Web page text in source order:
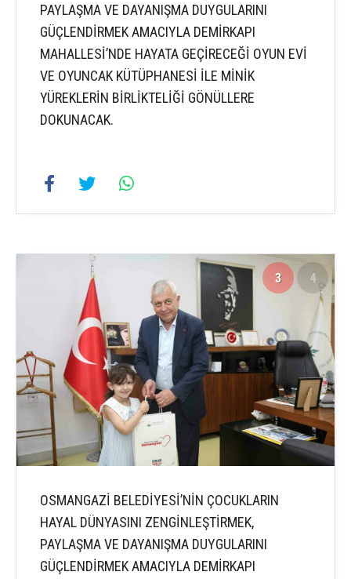
PAYLAŞMA VE DAYANIŞMA DUYGULARINI
GÜÇLENDİRMEK AMACIYLA DEMİRKAPI
MAHALLESİ’NDE HAYATA GEÇİRECEĞİ OYUN EVİ
VE OYUNCAK KÜTÜPHANESİ İLE MİNİK
YÜREKLERİN BİRLİKTELİĞİ GÖNÜLLERE
DOKUNACAK.
3 4
OSMANGAZİ BELEDİYESİ’NİN ÇOCUKLARIN
HAYAL DÜNYASINI ZENGİNLEŞTİRMEK,
PAYLAŞMA VE DAYANIŞMA DUYGULARINI
GÜÇLENDİRMEK AMACIYLA DEMİRKAPI